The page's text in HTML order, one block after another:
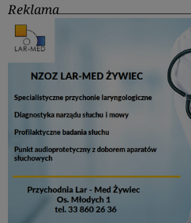
Reklama